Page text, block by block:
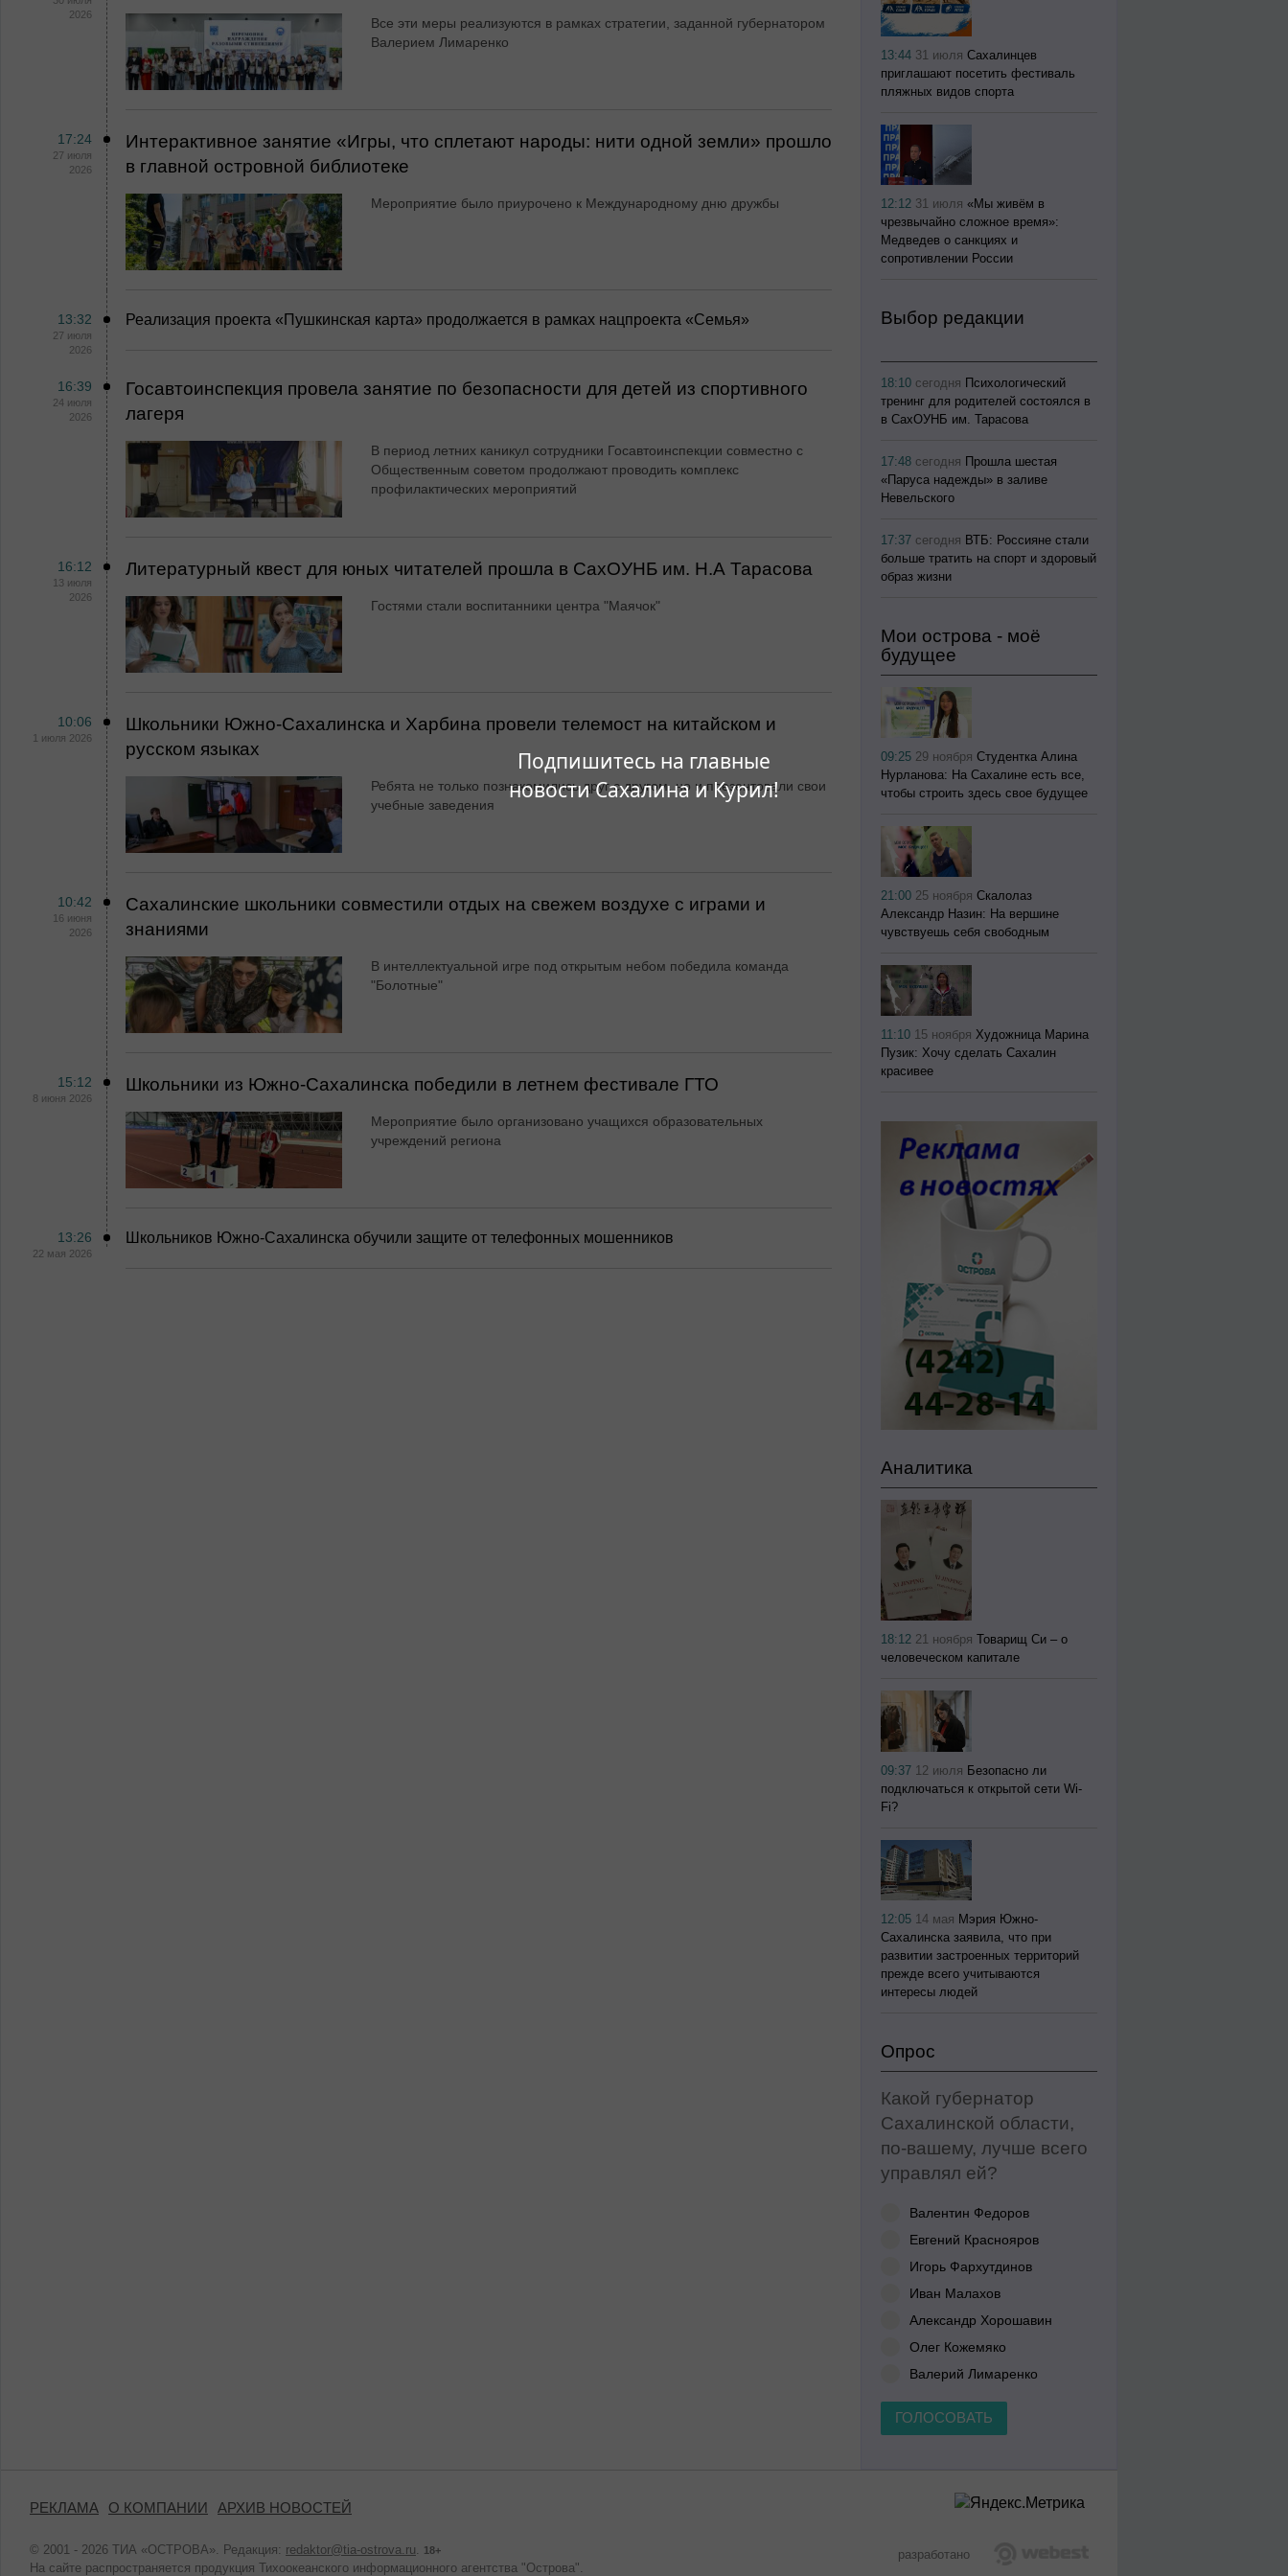
Подпишитесь на главные
новости Сахалина и Курил!
2026
Все эти меры реализуются в рамках стратегии, заданной губернатором
Валерием Лимаренко
17:24
27 июля
2026
Интерактивное занятие «Игры, что сплетают народы: нити одной земли» прошло
в главной островной библиотеке
Мероприятие было приурочено к Международному дню дружбы
13:32
27 июля
2026
Реализация проекта «Пушкинская карта» продолжается в рамках нацпроекта «Семья»
16:39
24 июля
2026
Госавтоинспекция провела занятие по безопасности для детей из спортивного
лагеря
В период летних каникул сотрудники Госавтоинспекции совместно с
Общественным советом продолжают проводить комплекс
профилактических мероприятий
16:12
13 июля
2026
Литературный квест для юных читателей прошла в СахОУНБ им. Н.А Тарасова
Гостями стали воспитанники центра "Маячок"
10:06
1 июля 2026
Школьники Южно-Сахалинска и Харбина провели телемост на китайском и
русском языках
Ребята не только познакомились друг с другом, но и презентовали свои
учебные заведения
10:42
16 июня
2026
Сахалинские школьники совместили отдых на свежем воздухе с играми и
знаниями
В интеллектуальной игре под открытым небом победила команда
"Болотные"
15:12
8 июня 2026
Школьники из Южно-Сахалинска победили в летнем фестивале ГТО
Мероприятие было организовано учащихся образовательных
учреждений региона
13:26
22 мая 2026
Школьников Южно-Сахалинска обучили защите от телефонных мошенников
13:44 31 июля Сахалинцев
приглашают посетить фестиваль
пляжных видов спорта
12:12 31 июля «Мы живём в
чрезвычайно сложное время»:
Медведев о санкциях и
сопротивлении России
Выбор редакции
18:10 сегодня Психологический
тренинг для родителей состоялся в
в СахОУНБ им. Тарасова
17:48 сегодня Прошла шестая
«Паруса надежды» в заливе
Невельского
17:37 сегодня ВТБ: Россияне стали
больше тратить на спорт и здоровый
образ жизни
Мои острова - моё
будущее
09:25 29 ноября Студентка Алина
Нурланова: На Сахалине есть все,
чтобы строить здесь свое будущее
21:00 25 ноября Скалолаз
Александр Назин: На вершине
чувствуешь себя свободным
11:10 15 ноября Художница Марина
Пузик: Хочу сделать Сахалин
красивее
Аналитика
18:12 21 ноября Товарищ Си – о
человеческом капитале
09:37 12 июля Безопасно ли
подключаться к открытой сети Wi-
Fi?
12:05 14 мая Мэрия Южно-
Сахалинска заявила, что при
развитии застроенных территорий
прежде всего учитываются
интересы людей
Опрос
Какой губернатор
Сахалинской области,
по-вашему, лучше всего
управлял ей?
Валентин Федоров
Евгений Краснояров
Игорь Фархутдинов
Иван Малахов
Александр Хорошавин
Олег Кожемяко
Валерий Лимаренко
ГОЛОСОВАТЬ
РЕКЛАМА О КОМПАНИИ АРХИВ НОВОСТЕЙ
© 2001 - 2026 ТИА «ОСТРОВА». Редакция: redaktor@tia-ostrova.ru 18+
На сайте распространяется продукция Тихоокеанского информационного агентства "Острова".
разработано